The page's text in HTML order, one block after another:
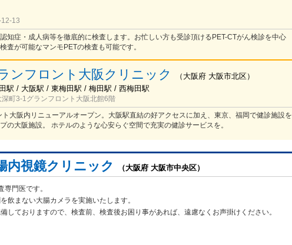
13
知症・成人病等を徹底的に検査します。お忙しい方も受診頂けるPET-CTがん検診を中心
査が可能なマンモPETの検査も可能です。
ンフロント大阪クリニック （ 大阪府 大阪市北区）
駅 / 大阪駅 / 東梅田駅 / 梅田駅 / 西梅田駅
町3-1グランフロント大阪北館6階
大阪内リニューアルオープン。大阪駅直結の好アクセスに加え、東京、福岡で健診施設を
の大阪施設。 ホテルのような心安らぐ空間で充実の健診サービスを。
内視鏡クリニック （大阪府 大阪市中央区）
専門医です。
飲まない大腸カメラを実施いたします。
しておりますので、検査前、検査後お困り事があれば、遠慮なくお声掛けください。